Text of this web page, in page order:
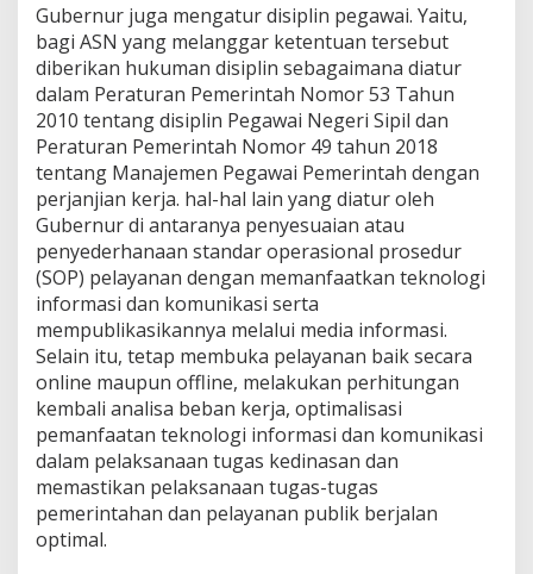
Gubernur juga mengatur disiplin pegawai. Yaitu,
bagi ASN yang melanggar ketentuan tersebut
diberikan hukuman disiplin sebagaimana diatur
dalam Peraturan Pemerintah Nomor 53 Tahun
2010 tentang disiplin Pegawai Negeri Sipil dan
Peraturan Pemerintah Nomor 49 tahun 2018
tentang Manajemen Pegawai Pemerintah dengan
perjanjian kerja. hal-hal lain yang diatur oleh
Gubernur di antaranya penyesuaian atau
penyederhanaan standar operasional prosedur
(SOP) pelayanan dengan memanfaatkan teknologi
informasi dan komunikasi serta
mempublikasikannya melalui media informasi.
Selain itu, tetap membuka pelayanan baik secara
online maupun offline, melakukan perhitungan
kembali analisa beban kerja, optimalisasi
pemanfaatan teknologi informasi dan komunikasi
dalam pelaksanaan tugas kedinasan dan
memastikan pelaksanaan tugas-tugas
pemerintahan dan pelayanan publik berjalan
optimal.